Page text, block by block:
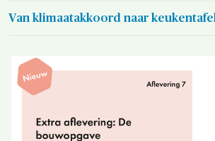
Van klimaatakkoord naar keukentafel